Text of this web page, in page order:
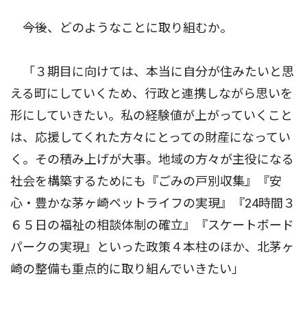
――今後、どのようなことに取り組むか。
「３期目に向けては、本当に自分が住みたいと思
える町にしていくため、行政と連携しながら思いを
形にしていきたい。私の経験値が上がっていくこと
は、応援してくれた方々にとっての財産になってい
く。その積み上げが大事。地域の方々が主役になる
社会を構築するためにも『ごみの戸別収集』『安
心・豊かな茅ヶ崎ペットライフの実現』『24時間３
６５日の福祉の相談体制の確立』『スケートボード
パークの実現』といった政策４本柱のほか、北茅ヶ
崎の整備も重点的に取り組んでいきたい」